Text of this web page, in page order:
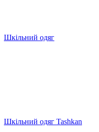
Шкільний одяг
Шкільний одяг Tashkan